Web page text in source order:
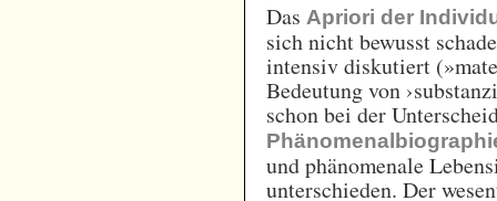
DasApriori der
sich nicht bewusst
intensiv diskutiert
Bedeutung von
schon bei der
und phänomenale
unterschieden. Der